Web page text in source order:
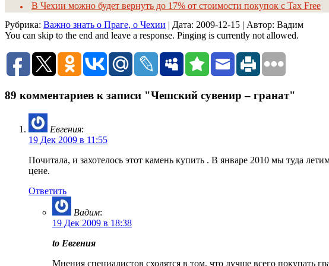
В Чехии можно будет вернуть до 17% от стоимости покупок с Tax Free
Рубрика: Важно знать о Праге, о Чехии | Дата: 2009-12-15 | Автор: Вадим
You can skip to the end and leave a response. Pinging is currently not allowed.
89 комментариев к записи "Чешский сувенир – гранат"
Евгения:
19 Дек 2009 в 11:55
Почитала, и захотелось этот камень купить . В январе 2010 мы туда
цене.
Ответить
Вадим:
19 Дек 2009 в 18:38
to Евгения
Мнения специалистов сходятся в том, что лучше всего покупать